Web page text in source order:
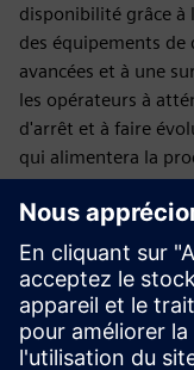
disponibilité grâce à
des équipements
avancées et à une
les opérateurs à
d'arrêt et à faire
qui alimentera la
Les usines dotées
à de vraies
au rack... à l'usine
chaque couche
l'infrastructure de la
Factories.